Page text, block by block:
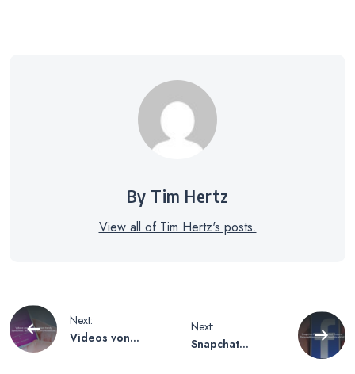
By Tim Hertz
View all of Tim Hertz's posts.
Beitragsnavigation
Next:
Videos von
Next:
Snapchat